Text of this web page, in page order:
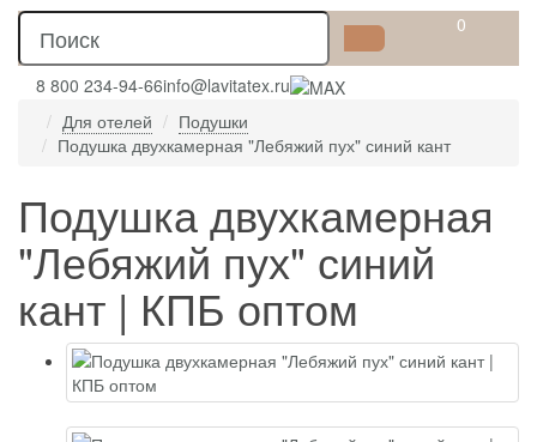
0
8 800 234-94-66info@lavitatex.ru
Для отелей
Подушки
Подушка двухкамерная "Лебяжий пух" синий кант
Подушка двухкамерная
"Лебяжий пух" синий
кант | КПБ оптом